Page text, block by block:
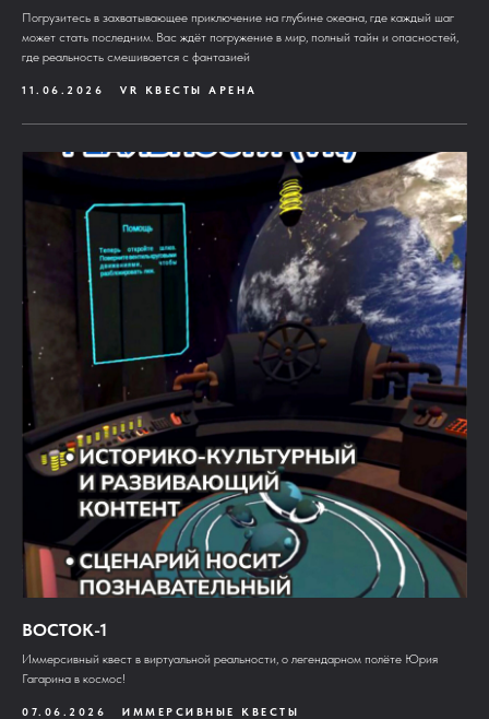
Погрузитесь в захватывающее приключение на глубине океана, где каждый шаг
может стать последним. Вас ждёт погружение в мир, полный тайн и опасностей,
где реальность смешивается с фантазией
11.06.2026 VR КВЕСТЫ АРЕНА
ВОСТОК-1
Иммерсивный квест в виртуальной реальности, о легендарном полёте Юрия
Гагарина в космос!
07.06.2026 ИММЕРСИВНЫЕ КВЕСТЫ